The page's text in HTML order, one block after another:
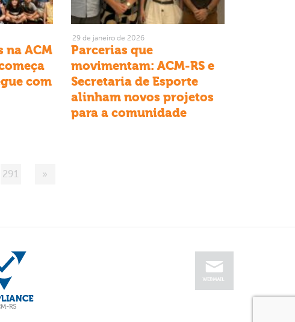
na ACM
com
29 de janeiro de 2026
Parcerias que
movimentam: ACM-RS e
Secretaria de Esporte
alinham novos projetos
para a comunidade
291 »